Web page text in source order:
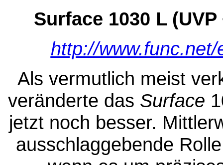
Surface 1030 L
http://
Als vermutlich meist
veränderte das Surface
jetzt noch besser.
ausschlaggebende